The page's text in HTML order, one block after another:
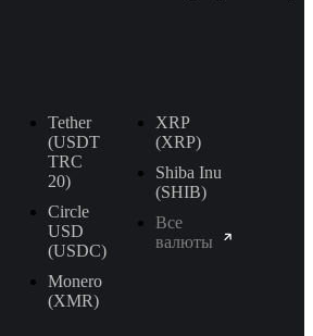
Tether
(USDT
TRС
20)
Circle
USD
(USDC)
Monero
(XMR)
XRP
(XRP)
Shiba Inu
(SHIB)
Все
валюты